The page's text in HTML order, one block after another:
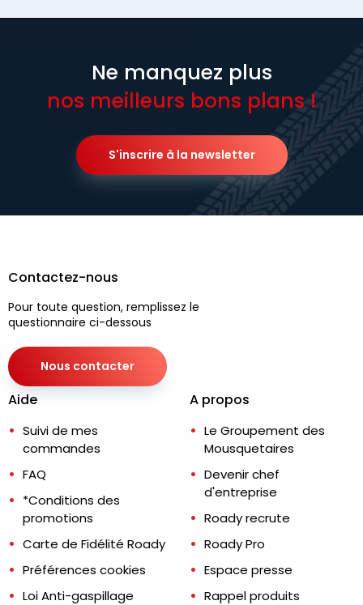
Ne manquez plus
nos meilleurs bons plans !
S'inscrire à la newsletter
Contactez-nous
Pour toute question, remplissez le
questionnaire ci-dessous
Nous contacter
Aide
Suivi de mes
commandes
FAQ
*Conditions des
promotions
Carte de Fidélité Roady
Préférences cookies
Loi Anti-gaspillage
A propos
Le Groupement des
Mousquetaires
Devenir chef
d'entreprise
Roady recrute
Roady Pro
Espace presse
Rappel produits